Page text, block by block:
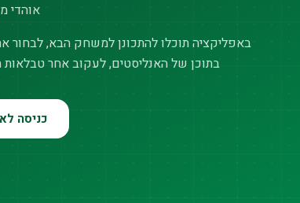
אוהדי
באפליקציה תוכלו להתכונן למשחק הבא,
בתוכן של האנליסטים, לעקוב אחר טבלאות
כניסה